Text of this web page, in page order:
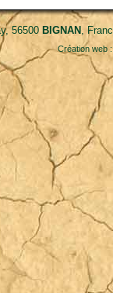
56500 BIGNAN ,
Création web